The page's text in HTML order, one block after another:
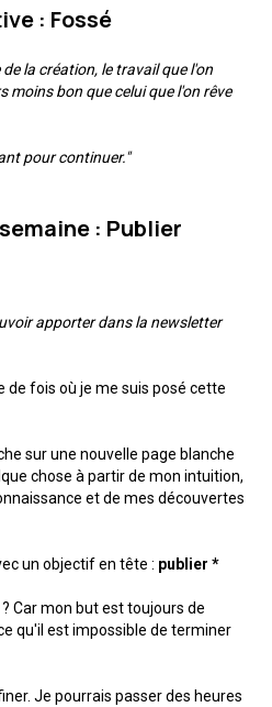
: Fossé
la création, le travail que l'on
moins bon que celui que l'on rêve
pour continuer."
: Publier
apporter dans la newsletter
de fois où je me suis posé cette
sur une nouvelle page blanche
chose à partir de mon intuition,
et de mes découvertes
un objectif en tête : publier *
Car mon but est toujours de
qu'il est impossible de terminer
Je pourrais passer des heures